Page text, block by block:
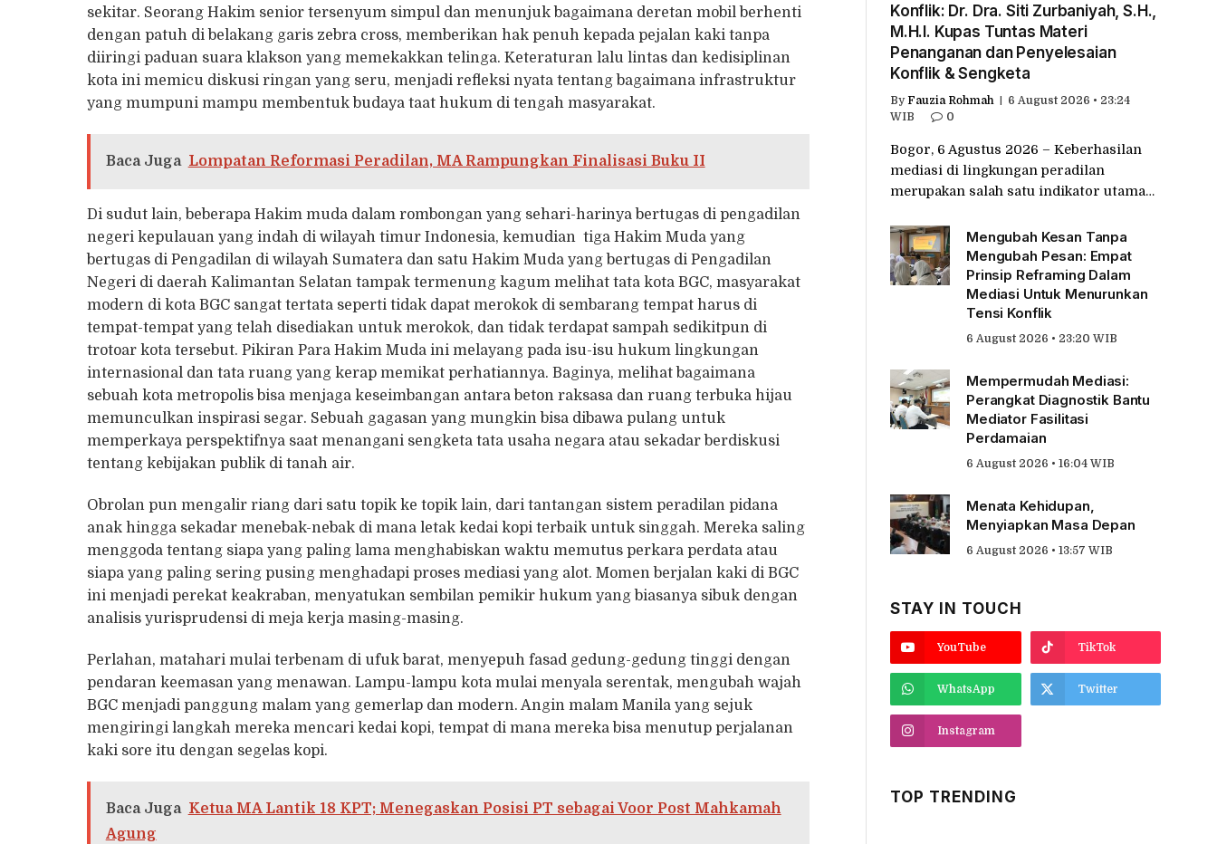
sekitar. Seorang Hakim senior tersenyum simpul dan menunjuk bagaimana deretan mobil berhenti
dengan patuh di belakang garis zebra cross, memberikan hak penuh kepada pejalan kaki tanpa
diiringi paduan suara klakson yang memekakkan telinga. Keteraturan lalu lintas dan kedisiplinan
kota ini memicu diskusi ringan yang seru, menjadi refleksi nyata tentang bagaimana infrastruktur
yang mumpuni mampu membentuk budaya taat hukum di tengah masyarakat.
Baca Juga Lompatan Reformasi Peradilan, MA Rampungkan Finalisasi Buku II
Di sudut lain, beberapa Hakim muda dalam rombongan yang sehari-harinya bertugas di pengadilan
negeri kepulauan yang indah di wilayah timur Indonesia, kemudian tiga Hakim Muda yang
bertugas di Pengadilan di wilayah Sumatera dan satu Hakim Muda yang bertugas di Pengadilan
Negeri di daerah Kalimantan Selatan tampak termenung kagum melihat tata kota BGC, masyarakat
modern di kota BGC sangat tertata seperti tidak dapat merokok di sembarang tempat harus di
tempat-tempat yang telah disediakan untuk merokok, dan tidak terdapat sampah sedikitpun di
trotoar kota tersebut. Pikiran Para Hakim Muda ini melayang pada isu-isu hukum lingkungan
internasional dan tata ruang yang kerap memikat perhatiannya. Baginya, melihat bagaimana
sebuah kota metropolis bisa menjaga keseimbangan antara beton raksasa dan ruang terbuka hijau
memunculkan inspirasi segar. Sebuah gagasan yang mungkin bisa dibawa pulang untuk
memperkaya perspektifnya saat menangani sengketa tata usaha negara atau sekadar berdiskusi
tentang kebijakan publik di tanah air.
Obrolan pun mengalir riang dari satu topik ke topik lain, dari tantangan sistem peradilan pidana
anak hingga sekadar menebak-nebak di mana letak kedai kopi terbaik untuk singgah. Mereka saling
menggoda tentang siapa yang paling lama menghabiskan waktu memutus perkara perdata atau
siapa yang paling sering pusing menghadapi proses mediasi yang alot. Momen berjalan kaki di BGC
ini menjadi perekat keakraban, menyatukan sembilan pemikir hukum yang biasanya sibuk dengan
analisis yurisprudensi di meja kerja masing-masing.
Perlahan, matahari mulai terbenam di ufuk barat, menyepuh fasad gedung-gedung tinggi dengan
pendaran keemasan yang menawan. Lampu-lampu kota mulai menyala serentak, mengubah wajah
BGC menjadi panggung malam yang gemerlap dan modern. Angin malam Manila yang sejuk
mengiringi langkah mereka mencari kedai kopi, tempat di mana mereka bisa menutup perjalanan
kaki sore itu dengan segelas kopi.
Baca Juga Ketua MA Lantik 18 KPT; Menegaskan Posisi PT sebagai Voor Post Mahkamah
Agung
Konflik: Dr. Dra. Siti Zurbaniyah, S.H.,
M.H.I. Kupas Tuntas Materi
Penanganan dan Penyelesaian
Konflik & Sengketa
By Fauzia Rohmah
6 August 2026 • 23:24
WIB
0
Bogor, 6 Agustus 2026 – Keberhasilan
mediasi di lingkungan peradilan
merupakan salah satu indikator utama…
Mengubah Kesan Tanpa
Mengubah Pesan: Empat
Prinsip Reframing Dalam
Mediasi Untuk Menurunkan
Tensi Konflik
6 August 2026 • 23:20 WIB
Mempermudah Mediasi:
Perangkat Diagnostik Bantu
Mediator Fasilitasi
Perdamaian
6 August 2026 • 16:04 WIB
Menata Kehidupan,
Menyiapkan Masa Depan
6 August 2026 • 13:57 WIB
STAY IN TOUCH
YouTube TikTok
WhatsApp Twitter
Instagram
TOP TRENDING